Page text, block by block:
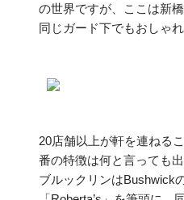
の世界ですが、ここは新
同じガード下でもおしゃれ
20店舗以上が軒を連ねる
番の特徴は何と言っても
ブルックリンはBushwick